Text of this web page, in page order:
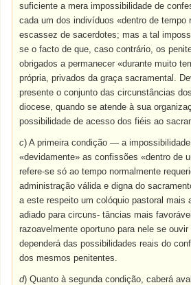
suficiente a mera impossibilidade de
cada um dos indivíduos «dentro de tempo
escassez de sacerdotes; mas a tal
se o facto de que, caso contrário, os
obrigados a permanecer «durante muito
própria, privados da graça sacramental.
presente o conjunto das circunstâncias
diocese, quando se atende à sua
possibilidade de acesso dos fiéis ao
c) A primeira condição — a
«devidamente» as confissões «dentro de
refere-se só ao tempo normalmente
administração válida e digna do
a este respeito um colóquio pastoral mais
adiado para circuns- tâncias mais
razoavelmente oportuno para nele se
dependerá das possibilidades reais do
dos mesmos penitentes.
d) Quanto à segunda condição, caberá